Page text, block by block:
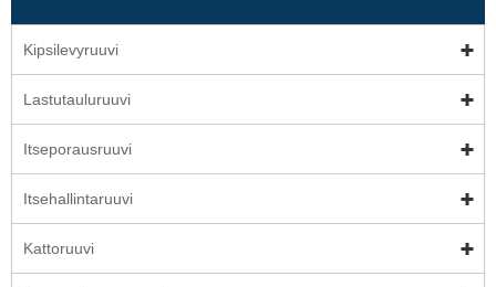
Kipsilevyruuvi
Lastutauluruuvi
Itseporausruuvi
Itsehallintaruuvi
Kattoruuvi